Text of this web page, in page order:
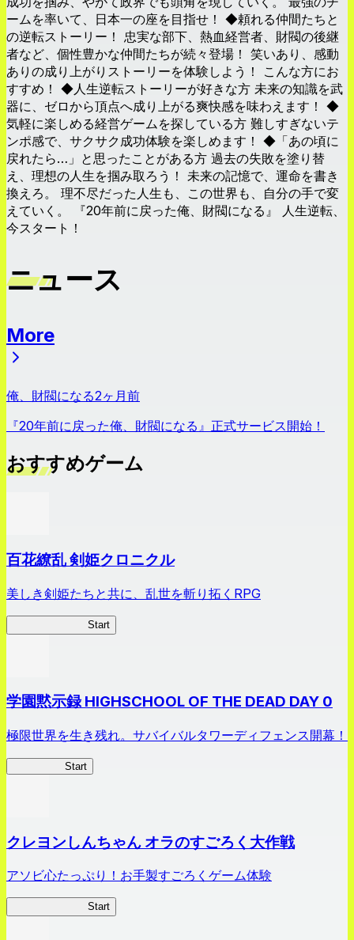
ームを率いて、日本一の座を目指せ！ ◆頼れる仲間たちと
の逆転ストーリー！ 忠実な部下、熱血経営者、財閥の後継
者など、個性豊かな仲間たちが続々登場！ 笑いあり、感動
ありの成り上がりストーリーを体験しよう！ こんな方にお
すすめ！ ◆人生逆転ストーリーが好きな方 未来の知識を武
器に、ゼロから頂点へ成り上がる爽快感を味わえます！ ◆
気軽に楽しめる経営ゲームを探している方 難しすぎないテ
ンポ感で、サクサク成功体験を楽しめます！ ◆「あの頃に
戻れたら…」と思ったことがある方 過去の失敗を塗り替
え、理想の人生を掴み取ろう！ 未来の記憶で、運命を書き
換えろ。 理不尽だった人生も、この世界も、自分の手で変
えていく。 『20年前に戻った俺、財閥になる』 人生逆転、
今スタート！
ニュース
More
俺、財閥になる2ヶ月前
『20年前に戻った俺、財閥になる』正式サービス開始！
おすすめゲーム
百花繚乱 剣姫クロニクル
美しき剣姫たちと共に、乱世を斬り拓くRPG
Start
学園黙示録 HIGHSCHOOL OF THE DEAD DAY 0
極限世界を生き残れ。サバイバルタワーディフェンス開幕！
Start
クレヨンしんちゃん オラのすごろく大作戦
アソビ心たっぷり！お手製すごろくゲーム体験
Start